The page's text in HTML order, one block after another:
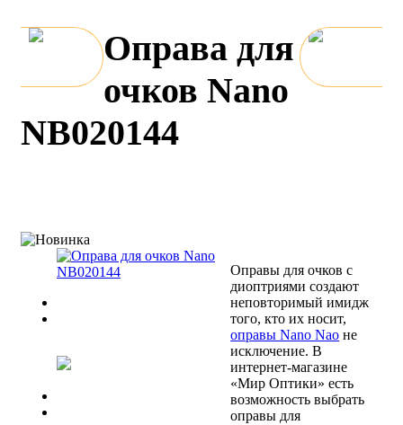
Оправа для
очков Nano
NB020144
Оправы для очков с
диоптриями создают
неповторимый имидж
того, кто их носит,
оправы Nano Nao не
исключение. В
интернет-магазине
«Мир Оптики» есть
возможность выбрать
оправы для